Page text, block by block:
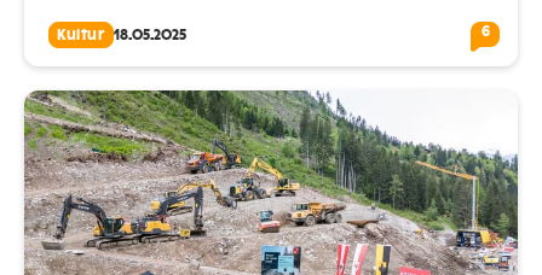
Kultur 18.05.2025 6